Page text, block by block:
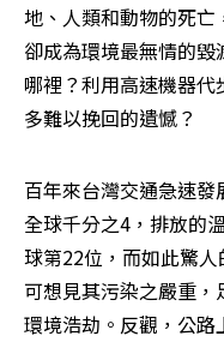
地、人類和動物的死亡
卻成為環境最無情的
哪裡？利用高速機器
多難以挽回的遺憾？
百年來台灣交通急速
全球千分之4，排放的
球第22位，而如此驚人
可想見其污染之嚴重
環境浩劫。反觀，公